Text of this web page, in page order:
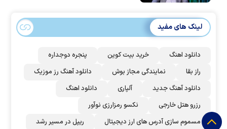
لینک های مفید
دانلود اهنگ خرید بیت کوین
پنجره دوجداره
راز بقا
نمایندگی مجاز بوش
دانلود آهنگ رز‌ موزیک
دانلود آهنگ جدید
آلپاری
دانلود اهنگ
رزرو هتل خارجی
نکسو رمزارزی نوآور
مسموم سازی آدرس های ارز دیجیتال
ریپل در مسیر رشد